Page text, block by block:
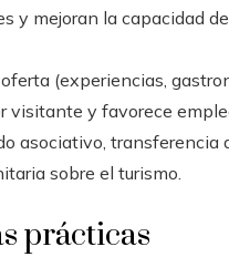
y mejoran la capacidad
(experiencias,
visitante y favorece
asociativo, transferencia
sobre el turismo.
prácticas